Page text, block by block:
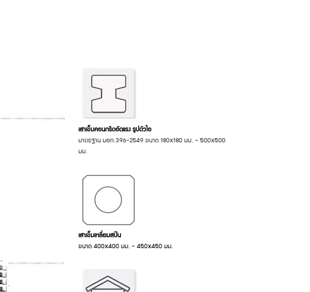
เสาเข็มคอนกรีตอัดแรง รูปตัวไอ
มาตรฐาน มอก.396-2549 ขนาด 180x180 มม. – 500x500
มม.
เสาเข็มเหลี่ยมสปัน
ขนาด 400x400 มม. - 450x450 มม.